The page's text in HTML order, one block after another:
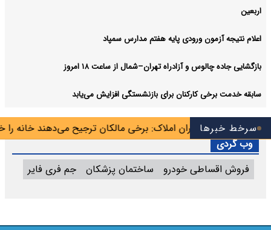
سرخط خبرها
اتحادیه مشاوران املاک: برخی مالکان ترجیح می‌دهند خانه را خالی
اربعین
اعلام نتیجه آزمون ورودی پایه هفتم مدارس سمپاد
بازگشایی جاده چالوس و آزادراه تهران–شمال از ساعت ۱۸ امروز
سابقه خدمت برخی کارکنان برای بازنشستگی افزایش می‌یابد
وب گردی
فروش اقساطی خودرو
ساختمان پزشکان جم فری فایر